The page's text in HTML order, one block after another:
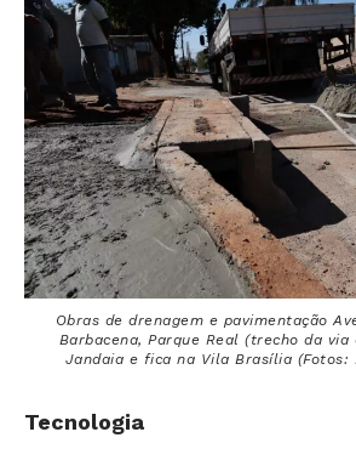
Obras de drenagem e pavimentação
Barbacena, Parque Real (trecho da via
Jandaia e fica na Vila Brasília (Fotos:
Tecnologia